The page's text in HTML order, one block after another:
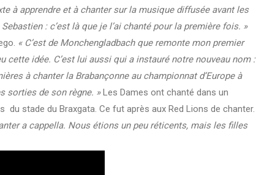
à apprendre et à chanter sur la musique diffusée avant les
: c’est là que je l’ai chanté pour la première fois. »
« C’est de Monchengladbach que remonte mon premier
cette idée. C’est lui aussi qui a instauré notre nouveau nom :
à chanter la Brabançonne au championnat d’Europe à
sorties de son règne. »Les Dames ont chanté dans un
stade du Braxgata. Ce fut après aux Red Lions de chanter.
a cappella. Nous étions un peu réticents, mais les filles